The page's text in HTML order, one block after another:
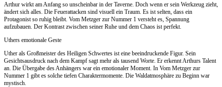
Arthur wirkt am Anfang so unscheinbar in der Taverne. Doch wenn er sein Werkzeug zieht,
ändert sich alles. Die Feuerattacken sind visuell ein Traum. Es ist selten, dass ein
Protagonist so ruhig bleibt. Vom Metzger zur Nummer 1 versteht es, Spannung
aufzubauen. Der Kontrast zwischen seiner Ruhe und dem Chaos ist perfekt.
Uthers emotionale Geste
Uther als Großmeister des Heiligen Schwertes ist eine beeindruckende Figur. Sein
Gesichtsausdruck nach dem Kampf sagt mehr als tausend Worte. Er erkennt Arthurs Talent
an. Die Übergabe des Anhängers war ein emotionaler Moment. In Vom Metzger zur
Nummer 1 gibt es solche tiefen Charaktermomente. Die Waldatmosphäre zu Beginn war
mystisch.